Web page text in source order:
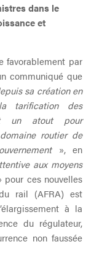
dans le
et
favorablement par
communiqué que
sa création en
tarification des
un atout pour
routier de
», en
aux moyens
pour ces nouvelles
rail (AFRA) est
à la
du régulateur,
non faussée